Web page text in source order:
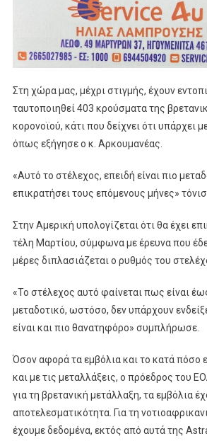
Στη χώρα μας, μέχρι στιγμής, έχουν
ταυτοποιηθεί 403 κρούσματα της
κορονοϊού, κάτι που δείχνει ότι υπάρχει
όπως εξήγησε ο κ. Αρκουμανέας.
«Αυτό το στέλεχος, επειδή είναι πιο
επικρατήσει τους επόμενους μήνες»
Στην Αμερική υπολογίζεται ότι θα έχει
τέλη Μαρτίου, σύμφωνα με έρευνα που
μέρες διπλασιάζεται ο ρυθμός του
«Το στέλεχος αυτό φαίνεται πως είναι
μεταδοτικό, ωστόσο, δεν υπάρχουν
είναι και πιο θανατηφόρο» συμπλήρωσε.
Όσον αφορά τα εμβόλια και το κατά πόσο
και με τις μεταλλάξεις, ο πρόεδρος του
για τη βρετανική μετάλλαξη, τα εμβόλια
αποτελεσματικότητα. Για τη
έχουμε δεδομένα, εκτός από αυτά της